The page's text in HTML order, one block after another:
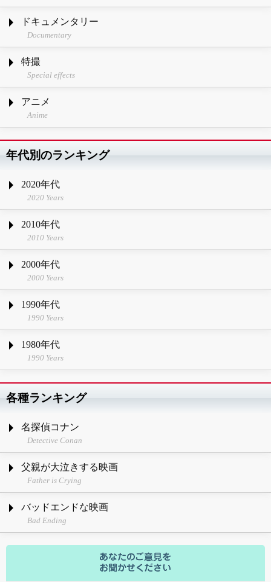
ドキュメンタリー
Documentary
特撮
Special effects
アニメ
Anime
年代別のランキング
2020年代
2020 Years
2010年代
2010 Years
2000年代
2000 Years
1990年代
1990 Years
1980年代
1990 Years
各種ランキング
名探偵コナン
Detective Conan
父親が大泣きする映画
Father is Crying
バッドエンドな映画
Bad Ending